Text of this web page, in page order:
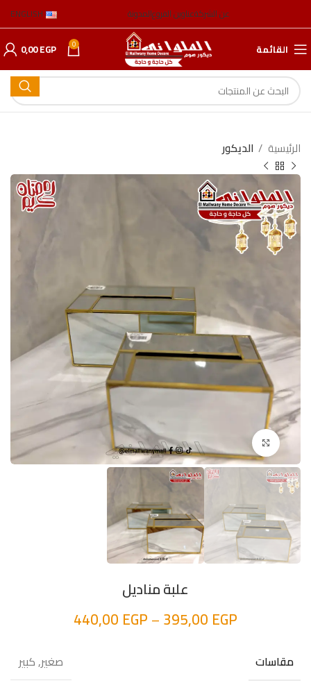
عن الشركةعناوين الفروعالمدونة ENGLISH
القائمة 0
0,00EGP
الرئيسية الدیكور
علبة مناديل
395,00 EGP
–
440,00 EGP
مقاسات صغير, كبير